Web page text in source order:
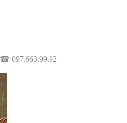
☎ 097.663.99.92